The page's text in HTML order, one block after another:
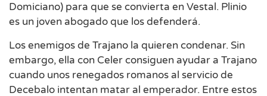
Domiciano) para que se convierta en Vestal. Plinio
es un joven abogado que los defenderá.
Los enemigos de Trajano la quieren condenar. Sin
embargo, ella con Celer consiguen ayudar a Trajano
cuando unos renegados romanos al servicio de
Decebalo intentan matar al emperador. Entre estos